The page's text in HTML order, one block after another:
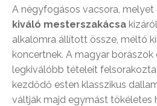
A négyfogásos vacsora, melyet
kiváló mesterszakácsa
alkalomra állított össze, méltó
koncertnek. A magyar borászok
legkiválóbb tételeit
kezdődő esten klasszikus
váltják majd egymást tökéletes